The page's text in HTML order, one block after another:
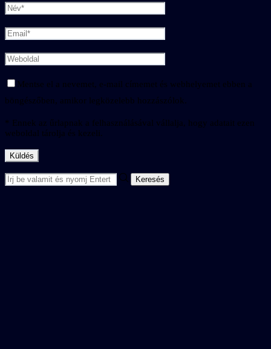
Mentse el a nevemet, e-mail címemet és webhelyemet ebben a
böngészőben, amikor legközelebb hozzászólok.
* Ennek az űrlapnak a felhasználásával vállalja, hogy adatait ezen
weboldal tárolja és kezeli.